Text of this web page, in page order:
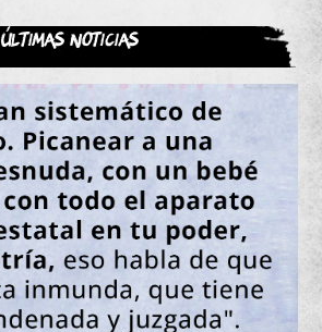
Últimas noticias